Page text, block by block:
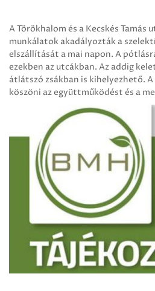
A Törökhalom és a Kecskés Tamás
munkálatok akadályozták a
elszállítását a mai napon. A
ezekben az utcákban. Az addig
átlátszó zsákban is kihelyezhető.
köszöni az együttműködést és a